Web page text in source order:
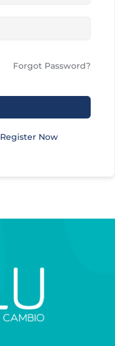
Forgot Password?
Register Now